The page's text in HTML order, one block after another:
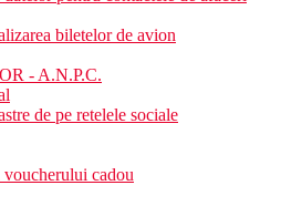
biletelor de avion
- A.N.P.C.
de pe retelele sociale
cadou